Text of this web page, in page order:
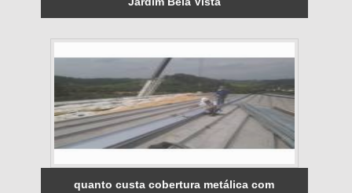
quanto custa cobertura metálica com